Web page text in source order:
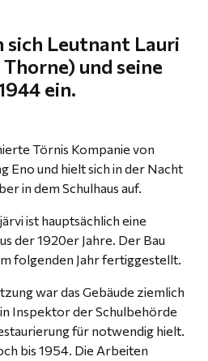
Leutnant Lauri
und seine
ein.
Törnis Kompanie von
Eno und hielt sich in der Nacht
in dem Schulhaus auf.
ist hauptsächlich eine
der 1920er Jahre. Der Bau
folgenden Jahr fertiggestellt.
war das Gebäude ziemlich
Inspektor der Schulbehörde
für notwendig hielt.
bis 1954. Die Arbeiten